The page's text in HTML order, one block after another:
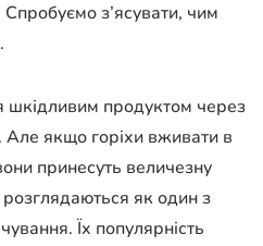
з’ясувати, чим
шкідливим продуктом через
Але якщо горіхи вживати в
принесуть величезну
розглядаються як один з
Їх популярність